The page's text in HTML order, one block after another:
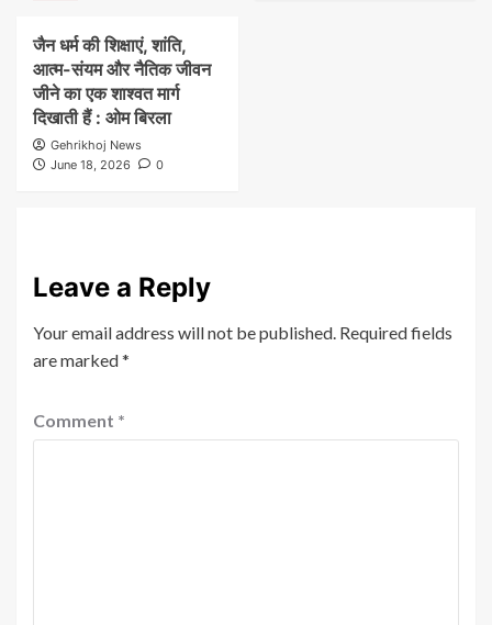
जैन धर्म की शिक्षाएं, शांति,
आत्म-संयम और नैतिक जीवन
जीने का एक शाश्वत मार्ग
दिखाती हैं : ओम बिरला
Gehrikhoj News
June 18, 2026
0
Leave a Reply
Your email address will not be published. Required fields
are marked*
Comment *